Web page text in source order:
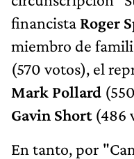
financista Roger
miembro de
(570 votos), el
Mark Pollard
Gavin Short(486
En tanto, por